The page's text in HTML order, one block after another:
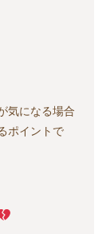
気になる場合
ポイントで